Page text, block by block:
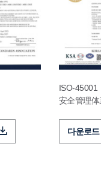
ISO-45001
安全管理体
다운로드